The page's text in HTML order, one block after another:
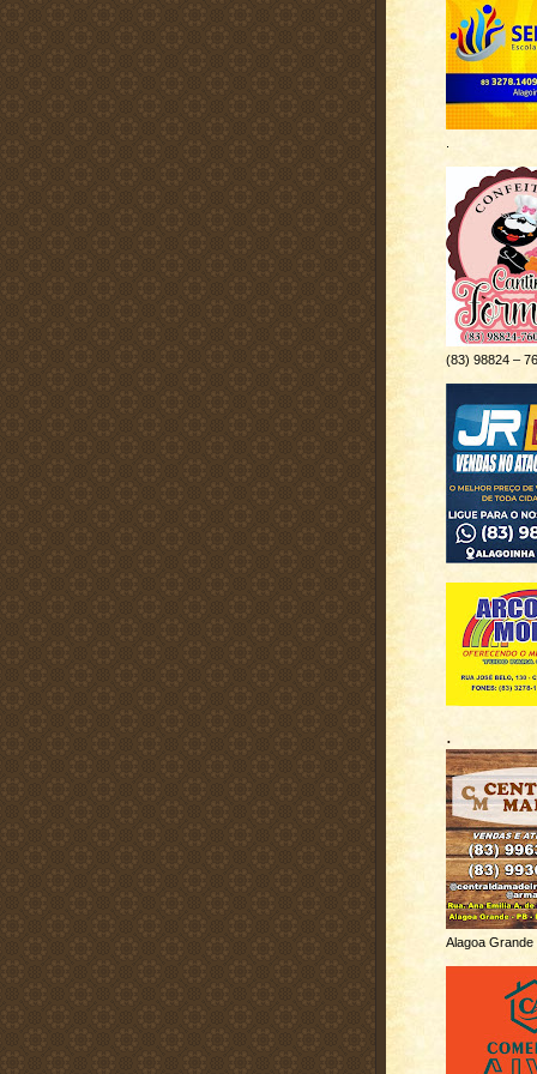
(83) 98824 –
.
Alagoa Grande